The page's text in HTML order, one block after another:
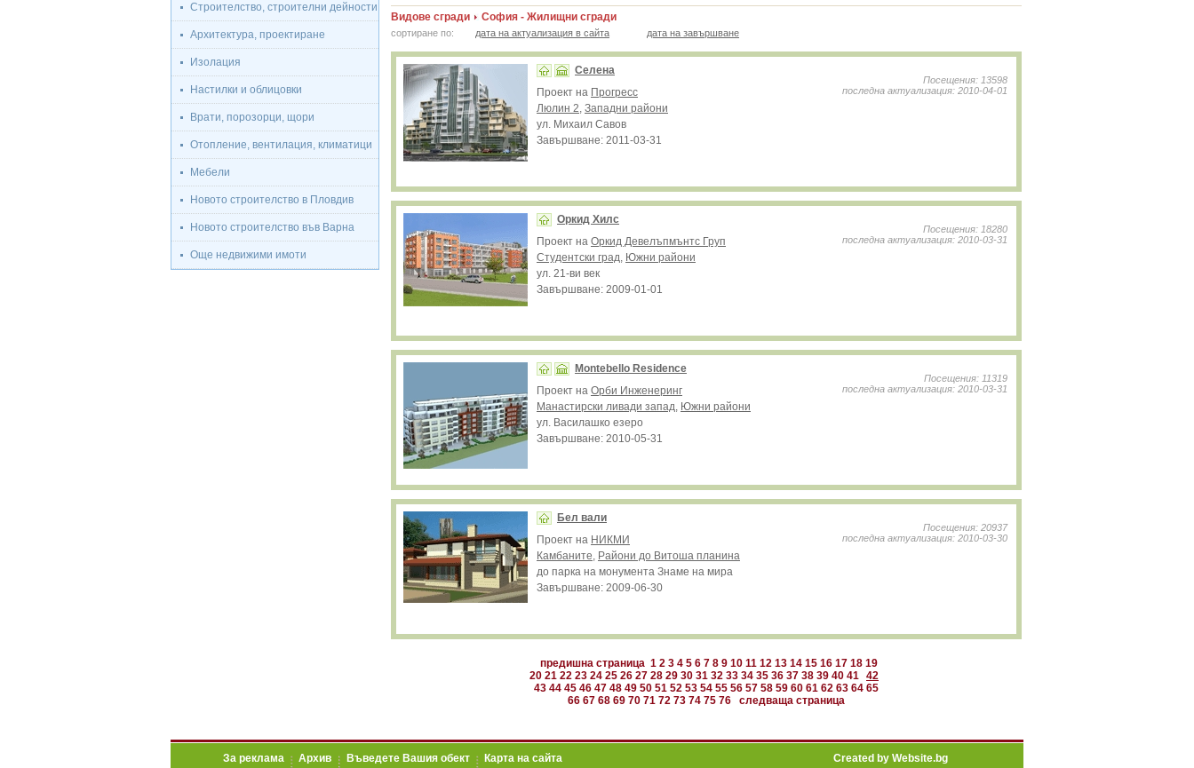
Строителство, строителни дейности
Архитектура, проектиране
Изолация
Настилки и облицовки
Врати, порозорци, щори
Отопление, вентилация, климатици
Мебели
Новото строителство в Пловдив
Новото строителство във Варна
Още недвижими имоти
Видове сгради София - Жилищни сгради
сортиране по: дата на актуализация в сайта дата на завършване
Селена
Проект на Прогресс
Люлин 2, Западни райони
ул. Михаил Савов
Завършване: 2011-03-31
Посещения: 13598
последна актуализация: 2010-04-01
Оркид Хилс
Проект на Оркид Девелъпмънтс Груп
Студентски град, Южни райони
ул. 21-ви век
Завършване: 2009-01-01
Посещения: 18280
последна актуализация: 2010-03-31
Montebello Residence
Проект на Орби Инженеринг
Манастирски ливади запад, Южни райони
ул. Василашко езеро
Завършване: 2010-05-31
Посещения: 11319
последна актуализация: 2010-03-31
Бел вали
Проект на НИКМИ
Камбаните, Райони до Витоша планина
до парка на монумента Знаме на мира
Завършване: 2009-06-30
Посещения: 20937
последна актуализация: 2010-03-30
предишна страница 1 2 3 4 5 6 7 8 9 10 11 12 13 14 15 16 17 18 19
20 21 22 23 24 25 26 27 28 29 30 31 32 33 34 35 36 37 38 39 40 41 42
43 44 45 46 47 48 49 50 51 52 53 54 55 56 57 58 59 60 61 62 63 64 65
66 67 68 69 70 71 72 73 74 75 76 следваща страница
За реклама Архив Въведете Вашия обект Карта на сайта Created by Website.bg